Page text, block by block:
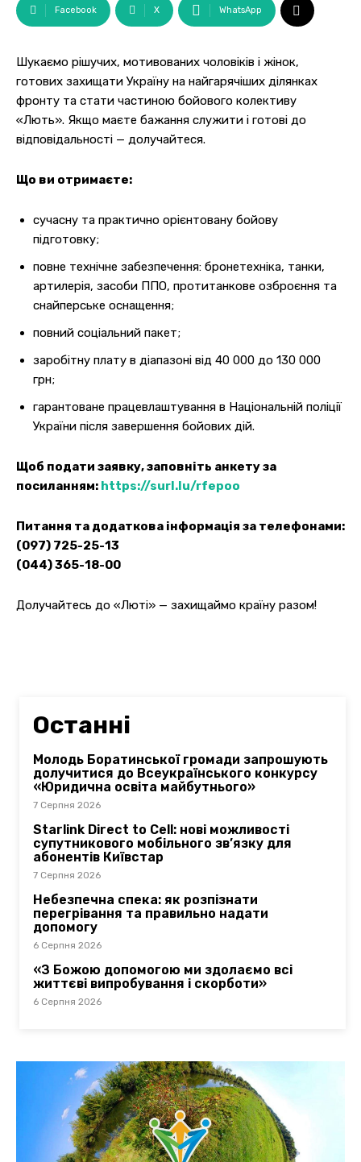
Facebook X WhatsApp
Шукаємо рішучих, мотивованих чоловіків і жінок,
готових захищати Україну на найгарячіших ділянках
фронту та стати частиною бойового колективу
«Лють». Якщо маєте бажання служити і готові до
відповідальності — долучайтеся.
Що ви отримаєте:
сучасну та практично орієнтовану бойову
підготовку;
повне технічне забезпечення: бронетехніка, танки,
артилерія, засоби ППО, протитанкове озброєння та
снайперське оснащення;
повний соціальний пакет;
заробітну плату в діапазоні від 40 000 до 130 000
грн;
гарантоване працевлаштування в Національній поліції
України після завершення бойових дій.
Щоб подати заявку, заповніть анкету за
посиланням: https://surl.lu/rfepoo
Питання та додаткова інформація за телефонами:
(097) 725-25-13
(044) 365-18-00
Долучайтесь до «Люті» — захищаймо країну разом!
Останні
Молодь Боратинської громади запрошують
долучитися до Всеукраїнського конкурсу
«Юридична освіта майбутнього»
7 Серпня 2026
Starlink Direct to Cell: нові можливості
супутникового мобільного зв’язку для
абонентів Київстар
7 Серпня 2026
Небезпечна спека: як розпізнати
перегрівання та правильно надати
допомогу
6 Серпня 2026
«З Божою допомогою ми здолаємо всі
життєві випробування і скорботи»
6 Серпня 2026